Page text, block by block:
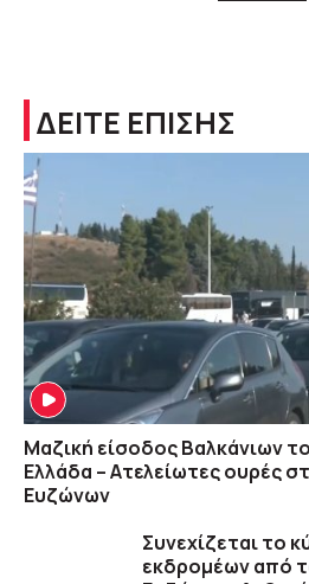
ΔΕΙΤΕ ΕΠΙΣΗΣ
Μαζική είσοδος Βαλκάνιων
Ελλάδα – Ατελείωτες ουρές
Ευζώνων
Συνεχίζεται το
εκδρομέων από